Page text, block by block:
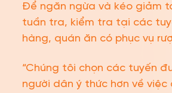
Để ngăn ngừa và kéo giảm
tuần tra, kiểm tra tại các
hàng, quán ăn có phục vụ
“Chúng tôi chọn các tuyến
người dân ý thức hơn về